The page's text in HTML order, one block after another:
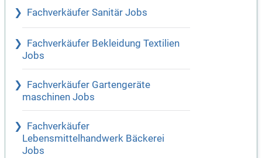
Fachverkäufer Sanitär Jobs
Fachverkäufer Bekleidung Textilien
Jobs
Fachverkäufer Gartengeräte
maschinen Jobs
Fachverkäufer
Lebensmittelhandwerk Bäckerei
Jobs